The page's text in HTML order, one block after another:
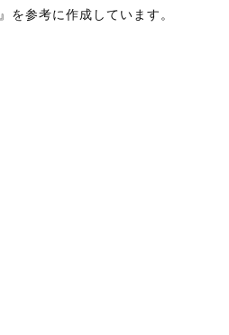
』を参考に作成しています。